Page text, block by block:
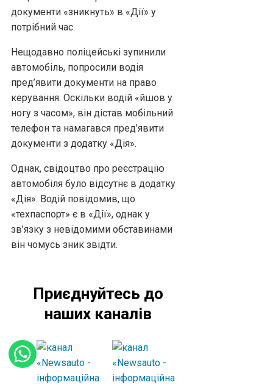
документи «зникнуть» в «Дії» у
потрібний час.
Нещодавно поліцейські зупинили
автомобіль, попросили водія
пред’явити документи на право
керування. Оскільки водій «йшов у
ногу з часом», він дістав мобільний
телефон та намагався пред’явити
документи з додатку «Дія».
Однак, свідоцтво про реєстрацію
автомобіля було відсутнє в додатку
«Дія». Водій повідомив, що
«техпаспорт» є в «Дії», однак у
зв’язку з невідомими обставинами
він чомусь зник звідти.
Приєднуйтесь до
наших каналів